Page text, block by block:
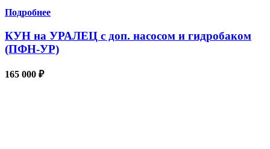
Подробнее
КУН на УРАЛЕЦ с доп. насосом и гидробаком
(ПФН-УР)
165 000 ₽